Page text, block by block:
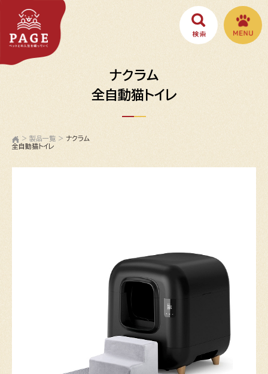
ナクラム
全自動猫トイレ
> 製品一覧 > ナクラム
全自動猫トイレ